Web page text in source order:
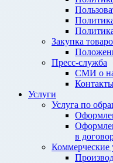
Закупка
Пресс-служба
СМИ о
Услуги
Услуга по
в
Коммерческие